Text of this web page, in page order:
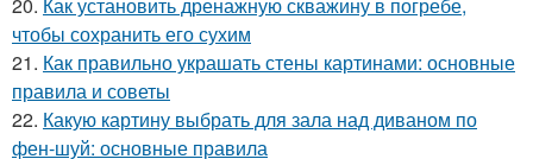
чтобы сохранить его сухим
21. Как правильно украшать стены картинами: основные
правила и советы
22. Какую картину выбрать для зала над диваном по
фен-шуй: основные правила